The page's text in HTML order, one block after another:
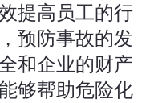
提高员工的行
预防事故的发
和企业的财产
够帮助危险化